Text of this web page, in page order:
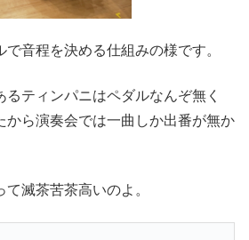
音程を決める仕組みの様です。
るティンパニはペダルなんぞ無く
から演奏会では一曲しか出番が無か
滅茶苦茶高いのよ。